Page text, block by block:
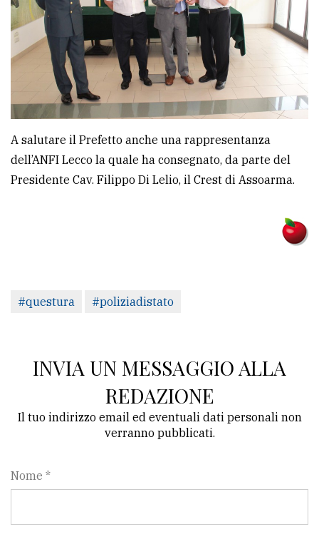
A salutare il Prefetto anche una rappresentanza
dell’ANFI Lecco la quale ha consegnato, da parte del
Presidente Cav. Filippo Di Lelio, il Crest di Assoarma.
#questura #poliziadistato
INVIA UN MESSAGGIO ALLA
REDAZIONE
Il tuo indirizzo email ed eventuali dati personali non
verranno pubblicati.
Nome *